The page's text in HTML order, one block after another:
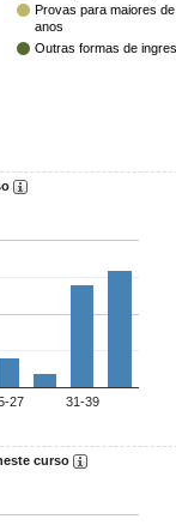
Provas para maiores
anos
Outras formas de
27 31-39
curso